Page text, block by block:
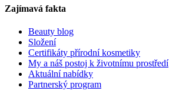
Zajímavá fakta
Beauty blog
Složení
Certifikáty přírodní kosmetiky
My a náš postoj k životnímu prostředí
Aktuální nabídky
Partnerský program